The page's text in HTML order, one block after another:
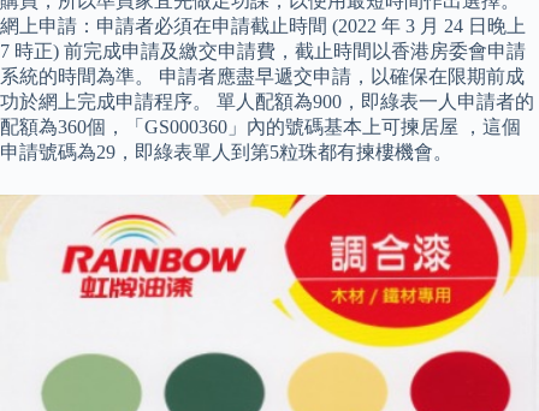
網上申請：申請者必須在申請截止時間 (2022 年 3 月 24 日晚上
7 時正) 前完成申請及繳交申請費，截止時間以香港房委會申請
系統的時間為準。 申請者應盡早遞交申請，以確保在限期前成
功於網上完成申請程序。 單人配額為900，即綠表一人申請者的
配額為360個，「GS000360」內的號碼基本上可揀居屋 ，這個
申請號碼為29，即綠表單人到第5粒珠都有揀樓機會。